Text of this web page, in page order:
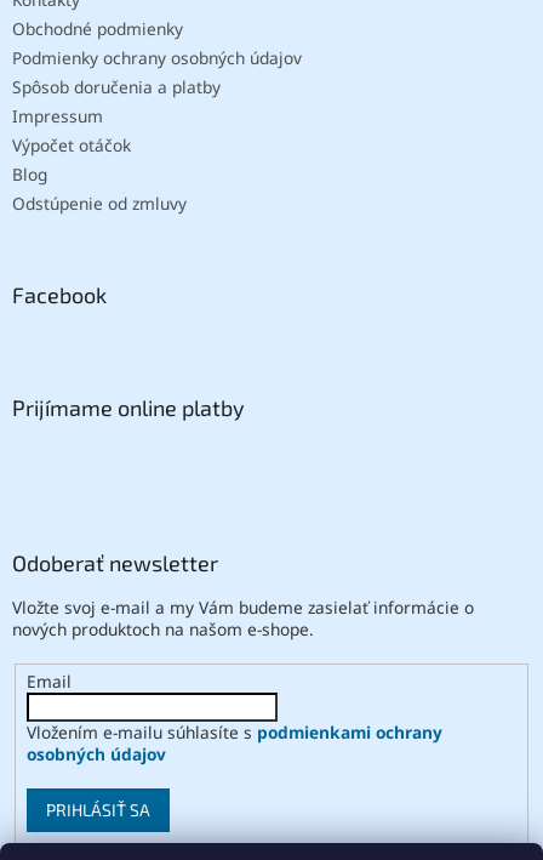
Obchodné podmienky
Podmienky ochrany osobných údajov
Spôsob doručenia a platby
Impressum
Výpočet otáčok
Blog
Odstúpenie od zmluvy
Facebook
Prijímame online platby
Odoberať newsletter
Vložte svoj e-mail a my Vám budeme zasielať informácie o
nových produktoch na našom e-shope.
Email
Vložením e-mailu súhlasíte s podmienkami ochrany
osobných údajov
PRIHLÁSIŤ SA